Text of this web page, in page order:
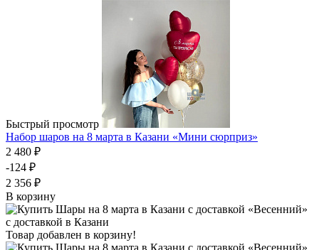
Быстрый просмотр
Набор шаров на 8 марта в Казани «Мини сюрприз»
2 480 ₽
-124 ₽
2 356 ₽
В корзину
Товар добавлен в корзину!